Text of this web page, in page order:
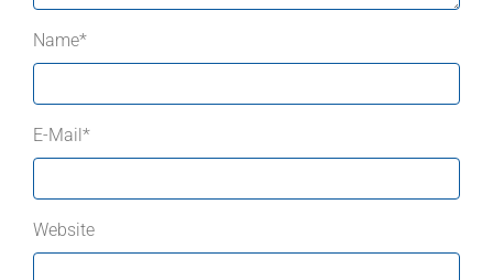
Name*
E-Mail*
Website